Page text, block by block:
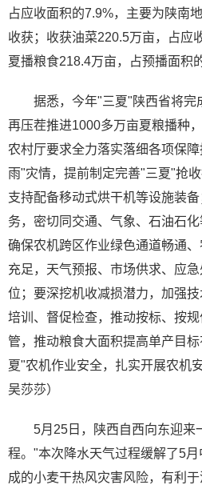
占应收面积的7.9%，主要为陕南
收获；收获油菜220.5万亩，占应
夏播粮食218.4万亩，占预播面积
据悉，今年"三夏"陕西省将完
再压茬推进1000多万亩夏粮播种
农村厅要求全力落实落细各项保
雨"灾情，提前制定完善"三夏"抢
支持配备移动式烘干机等设施装
务，密切同交通、气象、石油石化
确保农机跨区作业绿色通道畅通
充足，天气预报、市场供求、应
位；要深挖机收减损潜力，加强
培训、督促检查，推动按标、按
管，推动粮食大面积提高单产目
夏"农机作业安全，扎实开展农机
吴莎莎）
5月25日，陕西自西向东迎来
程。"本次降水天气过程缓解了5
成的小麦干热风灾害风险，有利